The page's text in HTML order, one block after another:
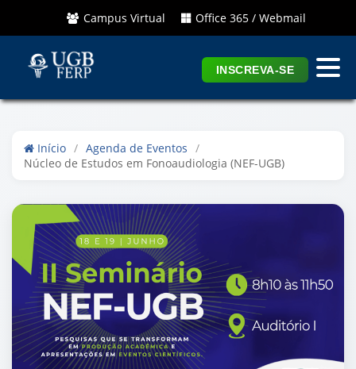
Campus Virtual Office 365 / Webmail
INSCREVA-SE
Início / Agenda de Eventos /
Núcleo de Estudos em Fonoaudiologia (NEF-UGB)